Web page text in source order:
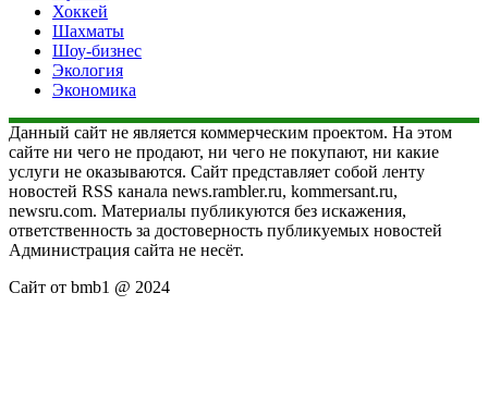
Хоккей
Шахматы
Шоу-бизнес
Экология
Экономика
Данный сайт не является коммерческим проектом. На этом
сайте ни чего не продают, ни чего не покупают, ни какие
услуги не оказываются. Сайт представляет собой ленту
новостей RSS канала news.rambler.ru, kommersant.ru,
newsru.com. Материалы публикуются без искажения,
ответственность за достоверность публикуемых новостей
Администрация сайта не несёт.
Сайт от bmb1 @ 2024